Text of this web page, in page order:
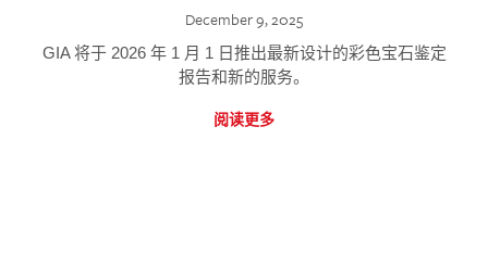
December 9, 2025
GIA 将于 2026 年 1 月 1 日推出最新设计的彩色宝石鉴定
报告和新的服务。
阅读更多